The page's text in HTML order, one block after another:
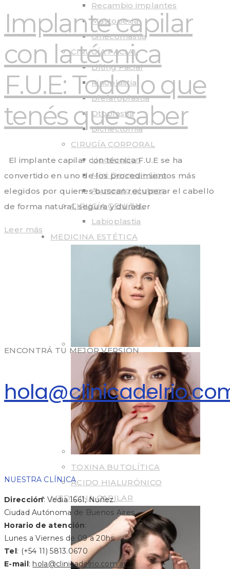
Recambio implantes
Mastopexia
Ginecomastia
CIRUGÍA FACIAL
Lifting Facial
Rinoplastia
Blefaroplastia
Otoplastia
Bichectomia
CIRUGÍA CORPORAL
Liposuccion
Mini Dermo + Lipo
Aumento gluteos
CIRUGÍA GENITAL
Labioplastia
MEDICINA ESTÉTICA
TOXINA BUTOLÍTICA
ÁCIDO HIALURÓNICO
MEDICINA CAPILAR
Implante capilar
con la técnica
F.U.E: Todo lo que
tenés que saber
El implante capilar con técnica F.U.E se ha
convertido en uno de los procedimientos más
elegidos por quienes buscan recuperar el cabello
de forma natural, segura y durader
Leer más
ENCONTRÁ TU MEJOR VERSIÓN
NUESTRA CLÍNICA
Dirección: Vedia 1661, Nuñez.
Ciudad Autónoma de Buenos Aires.
Horario de atención:
Lunes a Viernes de 09 a 20hs.
Tel: (+54 11) 5813.0670
E-mail: hola@clinicadelrio.com.ar